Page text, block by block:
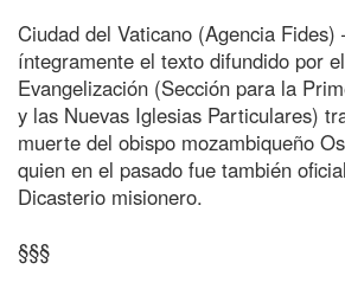
Ciudad del Vaticano (Agencia Fides)
íntegramente el texto difundido por
Evangelización (Sección para la
y las Nuevas Iglesias Particulares)
muerte del obispo mozambiqueño
quien en el pasado fue también
Dicasterio misionero.
§§§